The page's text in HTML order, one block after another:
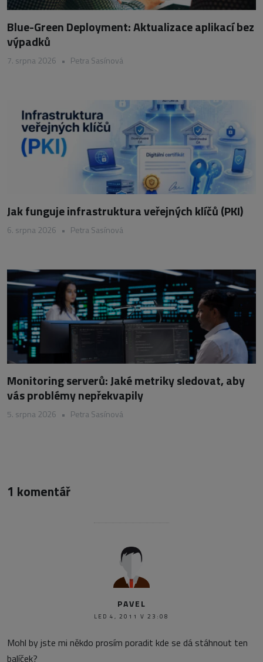
Blue-Green Deployment: Aktualizace aplikací bez
výpadků
7. srpna 2026 • Petra Sasínová
Jak funguje infrastruktura veřejných klíčů (PKI)
6. srpna 2026 • Petra Sasínová
Monitoring serverů: Jaké metriky sledovat, aby
vás problémy nepřekvapily
5. srpna 2026 • Petra Sasínová
1 komentář
PAVEL
LED 4, 2011 V 23:08
Mohl by jste mi někdo prosím poradit kde se dá stáhnout ten
balíček?